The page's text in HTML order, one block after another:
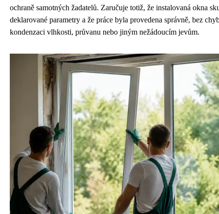
ochraně samotných žadatelů. Zaručuje totiž, že instalovaná okna
deklarované parametry a že práce byla provedena správně, bez
kondenzaci vlhkosti, průvanu nebo jiným nežádoucím jevům.